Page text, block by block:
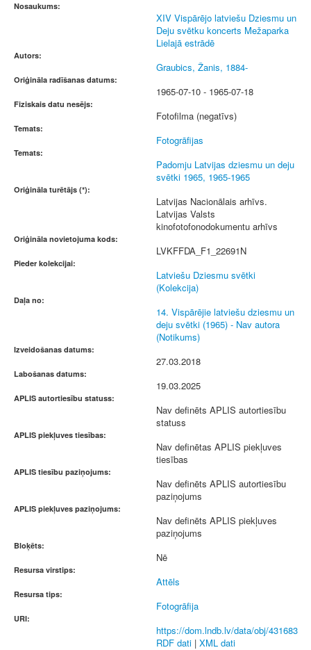
Nosaukums:
XIV Vispārējo latviešu Dziesmu un
Deju svētku koncerts Mežaparka
Lielajā estrādē
Autors:
Graubics, Žanis, 1884-
Oriģināla radīšanas datums:
1965-07-10 - 1965-07-18
Fiziskais datu nesējs:
Fotofilma (negatīvs)
Temats:
Fotogrāfijas
Temats:
Padomju Latvijas dziesmu un deju
svētki 1965, 1965-1965
Oriģināla turētājs (*):
Latvijas Nacionālais arhīvs.
Latvijas Valsts
kinofotofonodokumentu arhīvs
Oriģināla novietojuma kods:
LVKFFDA_F1_22691N
Pieder kolekcijai:
Latviešu Dziesmu svētki
(Kolekcija)
Daļa no:
14. Vispārējie latviešu dziesmu un
deju svētki (1965) - Nav autora
(Notikums)
Izveidošanas datums:
27.03.2018
Labošanas datums:
19.03.2025
APLIS autortiesību statuss:
Nav definēts APLIS autortiesību
statuss
APLIS piekļuves tiesības:
Nav definētas APLIS piekļuves
tiesības
APLIS tiesību paziņojums:
Nav definēts APLIS autortiesību
paziņojums
APLIS piekļuves paziņojums:
Nav definēts APLIS piekļuves
paziņojums
Bloķēts:
Nē
Resursa virstips:
Attēls
Resursa tips:
Fotogrāfija
URI:
https://dom.lndb.lv/data/obj/431683
RDF dati | XML dati